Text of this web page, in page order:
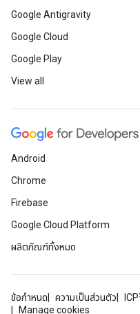
Google Antigravity
Google Cloud
Google Play
View all
Android
Chrome
Firebase
Google Cloud Platform
ผลิตภัณฑ์ทั้งหมด
ข้อกำหนด ความเป็นส่วนตัว
Manage cookies